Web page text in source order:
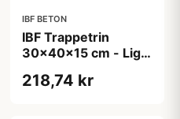
IBF BETON
IBF Trappetrin
30x40x15 cm - Lige
218,74 kr